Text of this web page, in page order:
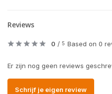
Reviews
0 / 5 Based on 0
Er zijn nog geen reviews
Schrijf je eigen review